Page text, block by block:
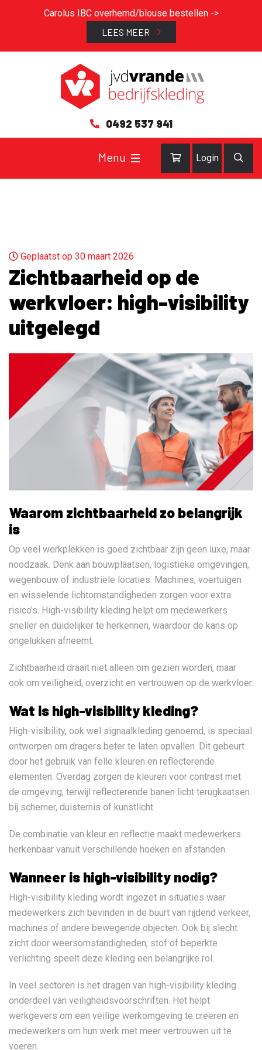
Carolus IBC overhemd/blouse bestellen ->
LEES MEER
0492 537 941
Login
Geplaatst op 30 maart 2026
Zichtbaarheid op de
werkvloer: high-visibility
uitgelegd
Waarom zichtbaarheid zo belangrijk
is
Op veel werkplekken is goed zichtbaar zijn geen luxe, maar
noodzaak. Denk aan bouwplaatsen, logistieke omgevingen,
wegenbouw of industriële locaties. Machines, voertuigen
en wisselende lichtomstandigheden zorgen voor extra
risico’s. High-visibility kleding helpt om medewerkers
sneller en duidelijker te herkennen, waardoor de kans op
ongelukken afneemt.
Zichtbaarheid draait niet alleen om gezien worden, maar
ook om veiligheid, overzicht en vertrouwen op de werkvloer.
Wat is high-visibility kleding?
High-visibility, ook wel signaalkleding genoemd, is speciaal
ontworpen om dragers beter te laten opvallen. Dit gebeurt
door het gebruik van felle kleuren en reflecterende
elementen. Overdag zorgen de kleuren voor contrast met
de omgeving, terwijl reflecterende banen licht terugkaatsen
bij schemer, duisternis of kunstlicht.
De combinatie van kleur en reflectie maakt medewerkers
herkenbaar vanuit verschillende hoeken en afstanden.
Wanneer is high-visibility nodig?
High-visibility kleding wordt ingezet in situaties waar
medewerkers zich bevinden in de buurt van rijdend verkeer,
machines of andere bewegende objecten. Ook bij slecht
zicht door weersomstandigheden, stof of beperkte
verlichting speelt deze kleding een belangrijke rol.
In veel sectoren is het dragen van high-visibility kleding
onderdeel van veiligheidsvoorschriften. Het helpt
werkgevers om een veilige werkomgeving te creëren en
medewerkers om hun werk met meer vertrouwen uit te
voeren.